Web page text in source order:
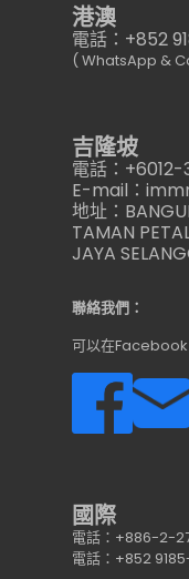
港澳
電話：+852
( WhatsApp &
吉隆坡
電話：
E-mail：
地址：
TAMAN
JAYA
聯絡我們：
可以在
國際
電話：+886-2-
電話：+852